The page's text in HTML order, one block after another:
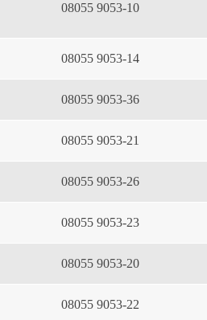
08055 9053-10
08055 9053-14
08055 9053-36
08055 9053-21
08055 9053-26
08055 9053-23
08055 9053-20
08055 9053-22